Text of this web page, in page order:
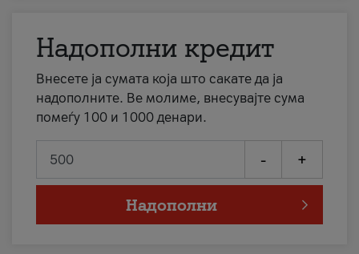
Надополни кредит
Внесете ја сумата која што сакате да ја
надополните. Ве молиме, внесувајте сума
помеѓу 100 и 1000 денари.
- +
Надополни